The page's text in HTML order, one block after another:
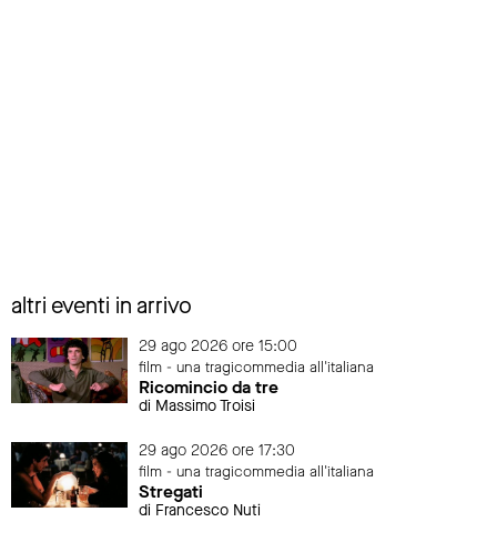
altri eventi in arrivo
29 ago 2026 ore 15:00
film - una tragicommedia all'italiana
Ricomincio da tre
di Massimo Troisi
29 ago 2026 ore 17:30
film - una tragicommedia all'italiana
Stregati
di Francesco Nuti